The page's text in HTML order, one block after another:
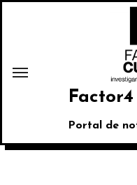
Portal de